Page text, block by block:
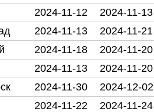
2024-11-12 2024-11-13
2024-11-13 2024-11-21
2024-11-18 2024-11-20
2024-11-13 2024-11-20
2024-11-30 2024-12-02
2024-11-22 2024-11-24